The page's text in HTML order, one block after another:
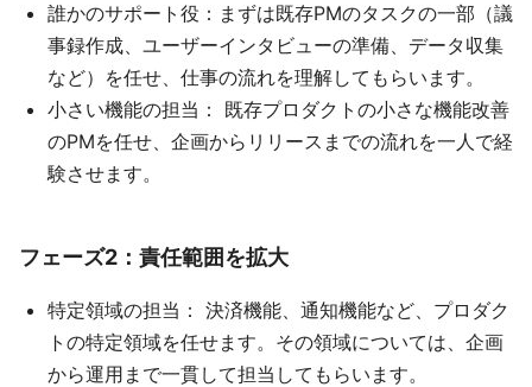
誰かのサポート役：まずは既存PMのタスクの一部（議
事録作成、ユーザーインタビューの準備、データ収集
など）を任せ、仕事の流れを理解してもらいます。
小さい機能の担当： 既存プロダクトの小さな機能改善
のPMを任せ、企画からリリースまでの流れを一人で経
験させます。
フェーズ2：責任範囲を拡大
特定領域の担当： 決済機能、通知機能など、プロダク
トの特定領域を任せます。その領域については、企画
から運用まで一貫して担当してもらいます。